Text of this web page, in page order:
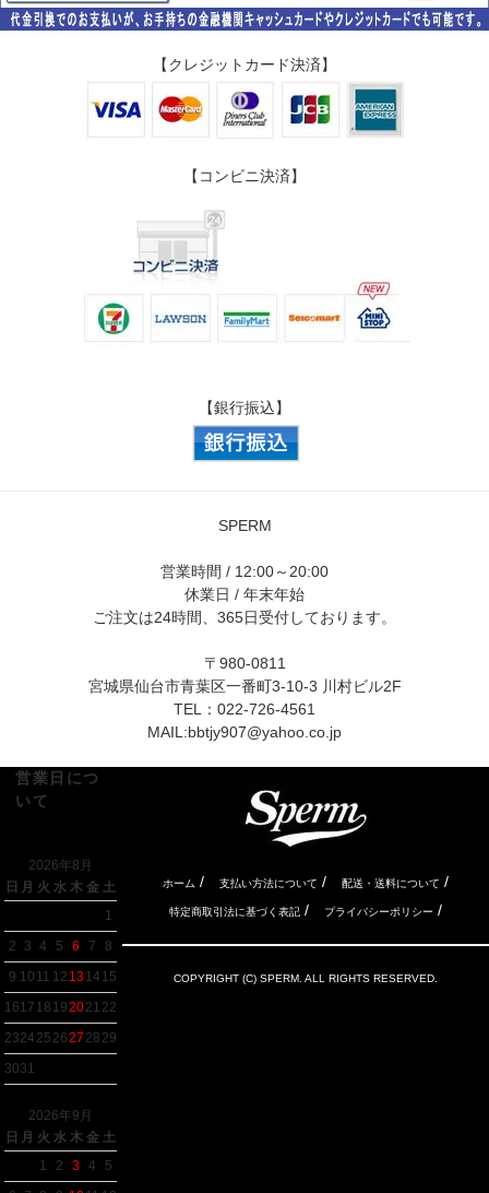
【クレジットカード決済】
【コンビニ決済】
【銀行振込】
SPERM
営業時間 / 12:00～20:00
休業日 / 年末年始
ご注文は24時間、365日受付しております。
〒980-0811
宮城県仙台市青葉区一番町3-10-3 川村ビル2F
TEL：022-726-4561
MAIL:bbtjy907@yahoo.co.jp
営業日につ
いて
2026年8月
日
月 火 水 木 金 土
1
2
3 4 5 6 7
8
9 10 11 12 1314 15
1617 18 192021 22
2324 25 2627 28 29
3031
2026年9月
日
月 火 水 木 金 土
1
2 3 4
5
ホーム / 支払い方法について / 配送・送料について /
特定商取引法に基づく表記 / プライバシーポリシー /
COPYRIGHT (C) SPERM. ALL RIGHTS RESERVED.